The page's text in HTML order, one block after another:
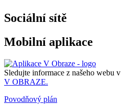
Sociální sítě
Mobilní aplikace
Sledujte informace z našeho webu v
V OBRAZE.
Povodňový plán